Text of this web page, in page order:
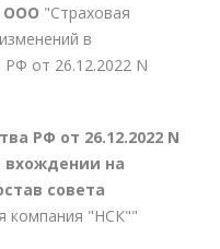
ООО "Страховая
в
от 26.12.2022 N
РФ от 26.12.2022 N
вхождении на
совета
компания "НСК""